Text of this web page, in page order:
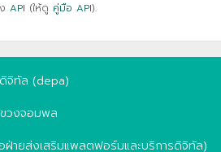
API (ให้ดู คู่มือ API).
จิทัล (depa)
วงจอมพล
ายส่งเสริมแพลตฟอร์มและบริการดิจิทัล)